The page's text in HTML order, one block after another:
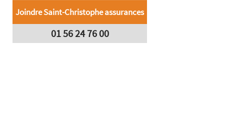
Joindre Saint-Christophe assurances
01 56 24 76 00